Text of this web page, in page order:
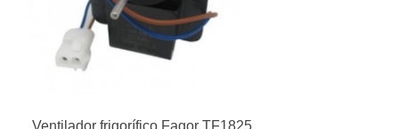
Ventilador frigorífico Fagor TF1825